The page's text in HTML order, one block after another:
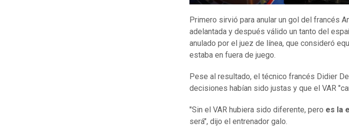
Primero sirvió para anular un gol del francés
adelantada y después válido un tanto del
anulado por el juez de línea, que consideró
estaba en fuera de juego.
Pese al resultado, el técnico francés Didier
decisiones habían sido justas y que el VAR
"Sin el VAR hubiera sido diferente, pero es la
será", dijo el entrenador galo.